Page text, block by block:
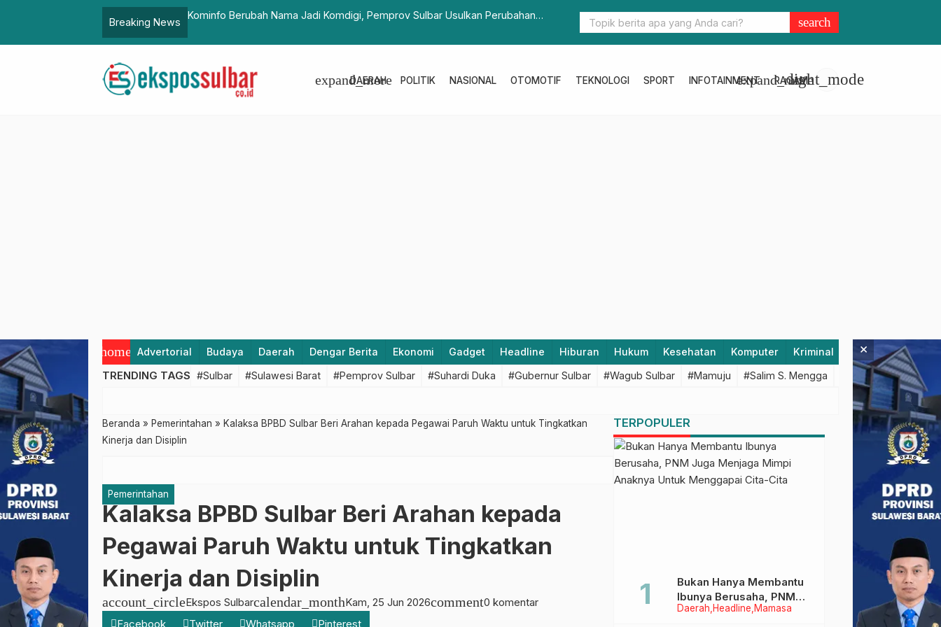
Breaking News
Kominfo Berubah Nama Jadi Komdigi, Pemprov Sulbar Usulkan Perubahan
Kadis Koperindag Pimpin Koperasi ASN, Siap Bangun Unit Usaha yang
Pegawai
search
DAERAH
expand_more POLITIK NASIONAL OTOMOTIF TEKNOLOGI SPORT INFOTAINMENT RAGAM
expand_morelight_mode
home Advertorial Budaya Daerah Dengar Berita Ekonomi Gadget Headline Hiburan Hukum Kesehatan Komputer Kriminal Lifestyle
TRENDING TAGS #Sulbar #Sulawesi Barat #Pemprov Sulbar #Suhardi Duka #Gubernur Sulbar #Wagub Sulbar #Mamuju #Salim S. Mengga #featured #Polda
Beranda » Pemerintahan » Kalaksa BPBD Sulbar Beri Arahan kepada Pegawai Paruh Waktu untuk Tingkatkan
Kinerja dan Disiplin
Pemerintahan
Kalaksa BPBD Sulbar Beri Arahan kepada
Pegawai Paruh Waktu untuk Tingkatkan
Kinerja dan Disiplin
account_circleEkspos Sulbarcalendar_monthKam, 25 Jun 2026comment0 komentar
Facebook
Twitter Whatsapp Pinterest
TERPOPULER
Daerah Headline Mamasa
Bukan Hanya Membantu
Ibunya Berusaha, PNM
Juga Menjaga Mimpi
×